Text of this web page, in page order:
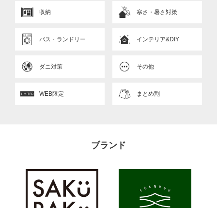
収納 寒さ・暑さ対策
バス・ランドリー インテリア&DIY
ダニ対策 その他
WEB限定 まとめ割
ブランド